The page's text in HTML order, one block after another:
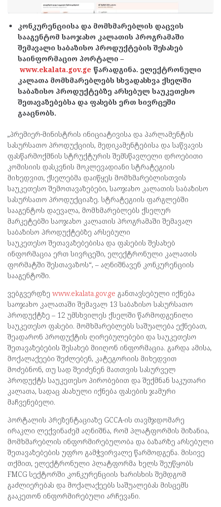
კონკურენციისა და მომხმარებლის დაცვის
სააგენტომ საოჯახო კალათის პროგრამაში
შემავალი საბაზისო პროდუქტების შესახებ
საინფორმაციო პორტალი –
www.ekalata.gov.ge წარადგინა. ელექტრონული
კალათა მომხმარებლებს სხვადასხვა ქსელში
საბაზისო პროდუქტებზე არსებულ საუკეთესო
შეთავაზებებსა და ფასებს ერთ სივრცეში
გააცნობს.
„პრემიერ-მინისტრის ინიციატივისა და პარლამენტის
სასურსათო პროდუქციის, მედიკამენტებისა და საწვავის
ფასწარმოქმნის სტრუქტურის შემსწავლელი დროებითი
კომისიის დასკვნის მოკლევადიანი სტრატეგიის
მიხედვით, ქსელებმა დაიწყეს მომხმარებლისთვის
საუკეთესო შემოთავაზებები, საოჯახო კალათის საბაზისო
სასურსათო პროდუქციაზე. სტრატეგიის ფარგლებში
სააგენტოს დაევალა, მომხმარებლებს ქსელურ
მარკეტებში საოჯახო კალათის პროგრამაში შემავალ
საბაზისო პროდუქტებზე არსებული
საუკეთესო შეთავაზებებისა და ფასების შესახებ
ინფორმაცია ერთ სივრცეში, ელექტრონული კალათის
ფორმატში შესთავაზოს“, – აღნიშნავენ კონკურენციის
სააგენტოში.
ვებგვერდზე www.ekalata.gov.ge განთავსებული იქნება
საოჯახო კალათაში შემავალ 13 საბაზისო სასურსათო
პროდუქტზე – 12 უმსხვილეს ქსელში წარმოდგენილი
საუკეთესო ფასები. მომხმარებლებს საშუალება ექნებათ,
შეადარონ პროდუქტის ღირებულებები და საუკეთესო
შეთავაზებების შესახებ მიიღონ ინფორმაცია. გარდა ამისა,
მოქალაქეები შეძლებენ, კატეგორიის მიხედვით
მოძებნონ, თუ სად შეიძენენ მათთვის სასურველ
პროდუქტს საუკეთესო პირობებით და შექმნან საკუთარი
კალათა, სადაც ასახული იქნება ფასების ჯამური
მაჩვენებელი.
პორტალის პრეზენტაციაზე GCCA-ის თავმჯდომარე
ირაკლი ლექვინაძემ აღნიშნა, რომ პლატფორმის მიზანია,
მომხმარებლის ინფორმირებულობა და ბაზარზე არსებული
შეთავაზებების უფრო გამჭვირვალე წარმოდგენა. მისივე
თქმით, ელექტრონული პლატფორმა ხელს შეუწყობს
FMCG სექტორში კონკურენციის ხარისხის შემდგომ
გაძლიერებას და მოქალაქეებს საშუალებას მისცემს
გააკეთონ ინფორმირებული არჩევანი.